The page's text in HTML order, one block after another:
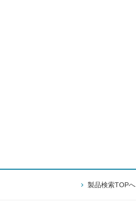
製品検索TOPへ